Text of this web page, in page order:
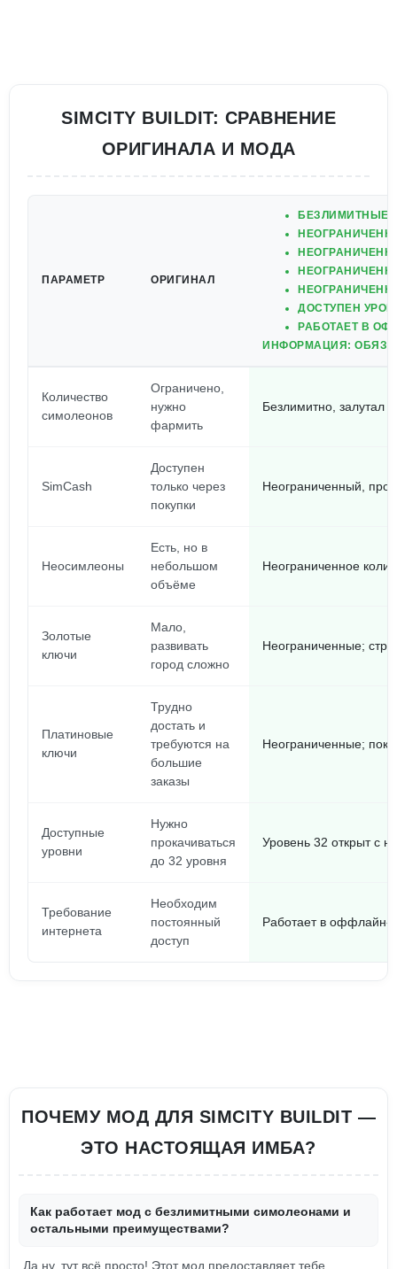
SIMCITY BUILDIT: СРАВНЕНИЕ
ОРИГИНАЛА И МОДА
ПАРАМЕТР ОРИГИНАЛ
БЕЗЛИМИТНЫЕ
ДОСТУПЕН
РАБОТАЕТ В
ИНФОРМАЦИЯ:
Количество
симолеонов
Ограничено,
нужно
фармить
Безлимитно, залутал
SimCash
Доступен
только через
покупки
Неограниченный,
Неосимлеоны
Есть, но в
небольшом
объёме
Неограниченное
Золотые
ключи
Мало,
развивать
город сложно
Неограниченные;
Платиновые
ключи
Трудно
достать и
требуются на
большие
заказы
Неограниченные;
Доступные
уровни
Нужно
прокачиваться
до 32 уровня
Уровень 32 открыт с
Требование
интернета
Необходим
постоянный
доступ
Работает в оффлайн-
ПОЧЕМУ МОД ДЛЯ SIMCITY BUILDIT —
ЭТО НАСТОЯЩАЯ ИМБА?
Как работает мод с безлимитными симолеонами и
остальными преимуществами?
Да ну, тут всё просто! Этот мод предоставляет тебе